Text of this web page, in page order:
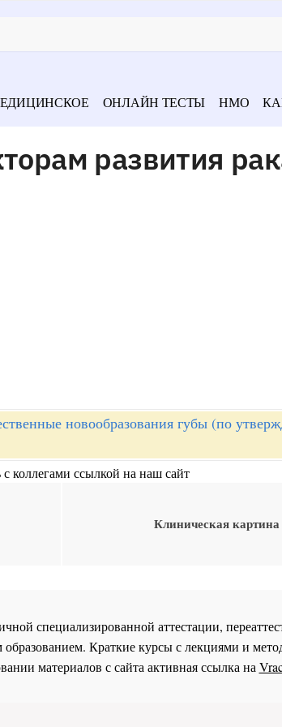
ОНЛАЙН ТЕСТЫ НМО
развития
новообразования губы (по
коллегами ссылкой на наш сайт
Клиническая
специализированной аттестации,
Краткие курсы с лекциями и
материалов с сайта активная ссылка на